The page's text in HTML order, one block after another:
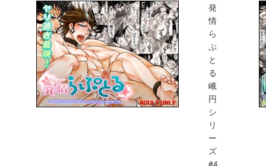
発
情
ら
ぷ
と
る
峨
円
シ
リ
ー
ズ
#4